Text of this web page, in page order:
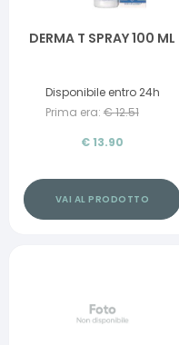
DERMA T SPRAY 100 ML
Disponibile entro 24h
Prima era: €12.51
€ 13.90
VAI AL PRODOTTO